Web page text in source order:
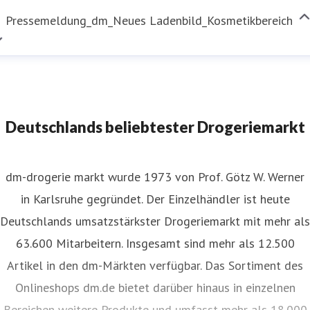
Pressemeldung_dm_Neues Ladenbild_Kosmetikbereich
Deutschlands beliebtester Drogeriemarkt
dm-drogerie markt wurde 1973 von Prof. Götz W. Werner
in Karlsruhe gegründet. Der Einzelhändler ist heute
Deutschlands umsatzstärkster Drogeriemarkt mit mehr als
63.600 Mitarbeitern. Insgesamt sind mehr als 12.500
Artikel in den dm-Märkten verfügbar. Das Sortiment des
Onlineshops dm.de bietet darüber hinaus in einzelnen